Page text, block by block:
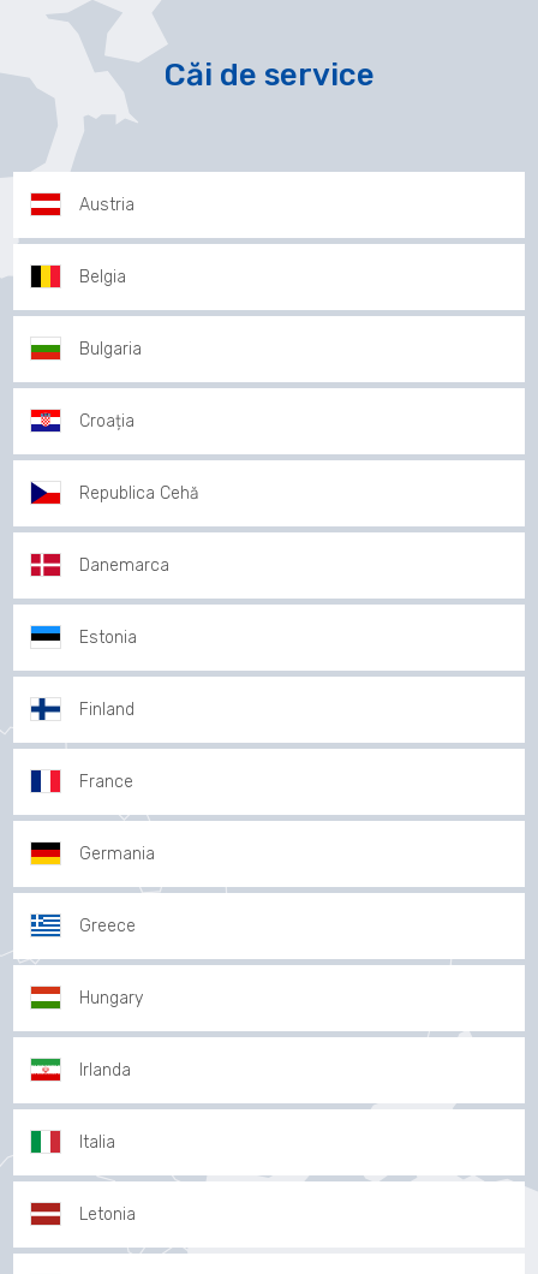
Căi de service
Austria
Belgia
Bulgaria
Croația
Republica Cehă
Danemarca
Estonia
Finland
France
Germania
Greece
Hungary
Irlanda
Italia
Letonia